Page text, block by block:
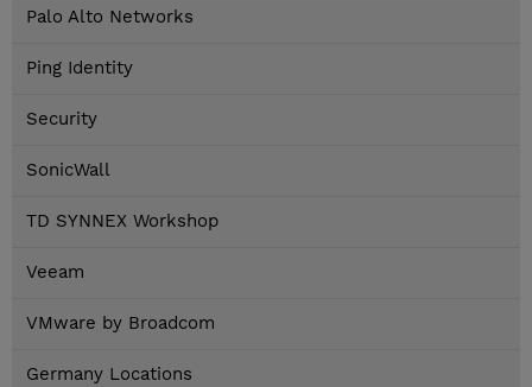
Palo Alto Networks
Ping Identity
Security
SonicWall
TD SYNNEX Workshop
Veeam
VMware by Broadcom
Germany Locations